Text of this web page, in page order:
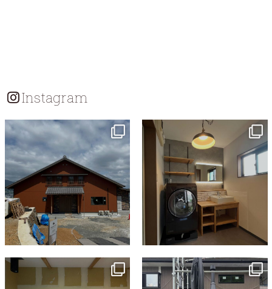
Instagram
tomohouseinc
tomohouseinc
7月 13
tomohouseinc
tomohouseinc
6月 3